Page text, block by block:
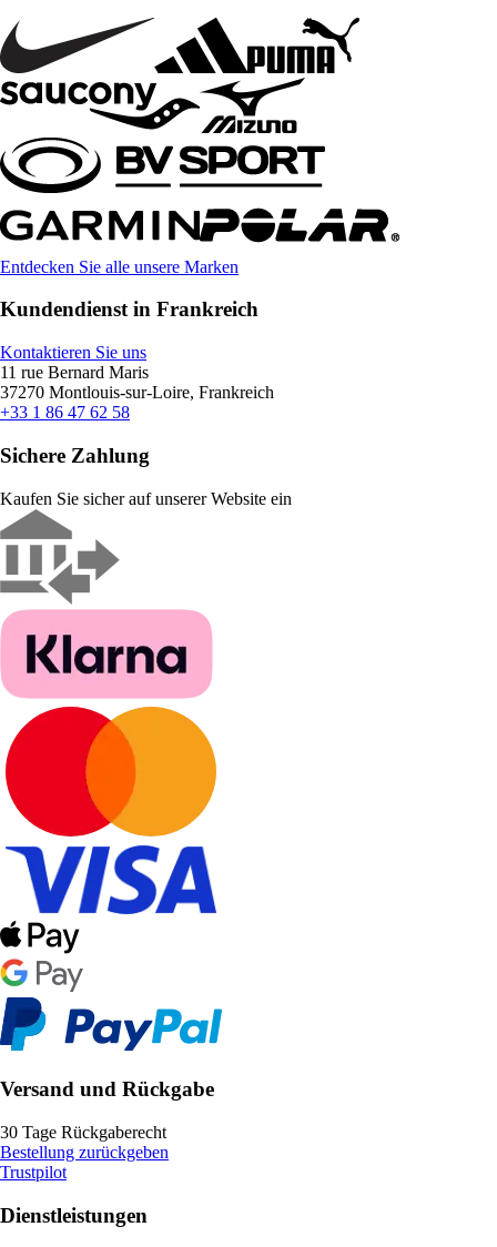
Entdecken Sie alle unsere Marken
Kundendienst in Frankreich
Kontaktieren Sie uns
11 rue Bernard Maris
37270 Montlouis-sur-Loire, Frankreich
+33 1 86 47 62 58
Sichere Zahlung
Kaufen Sie sicher auf unserer Website ein
Versand und Rückgabe
30 Tage Rückgaberecht
Bestellung zurückgeben
Trustpilot
Dienstleistungen